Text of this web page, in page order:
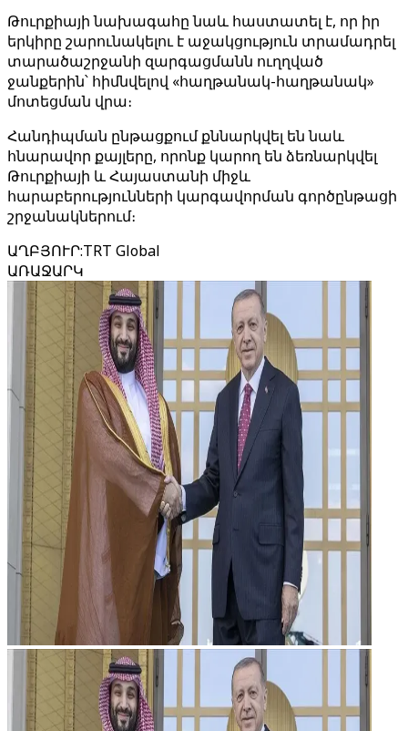
Թուրքիայի նախագահը նաև հաստատել է, որ իր
երկիրը շարունակելու է աջակցություն տրամադրել
տարածաշրջանի զարգացմանն ուղղված
ջանքերին՝ հիմնվելով «հաղթանակ-հաղթանակ»
մոտեցման վրա։
Հանդիպման ընթացքում քննարկվել են նաև
հնարավոր քայլերը, որոնք կարող են ձեռնարկվել
Թուրքիայի և Հայաստանի միջև
հարաբերությունների կարգավորման գործընթացի
շրջանակներում։
ԱՂԲՅՈՒՐ:TRT Global
ԱՌԱՋԱՐԿ